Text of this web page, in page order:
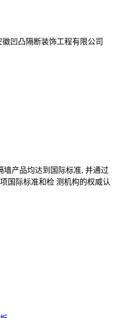
徽凹凸隔断装饰工程有限公司
墙产品均达到国际标准, 并通过
国际标准和检 测机构的权威认